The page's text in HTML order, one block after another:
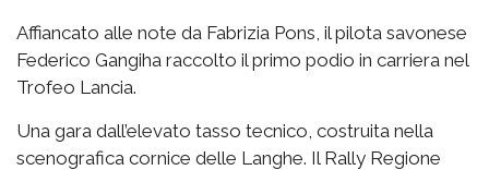
Affiancato alle note da Fabrizia Pons, il pilota savonese
Federico Gangiha raccolto il primo podio in carriera nel
Trofeo Lancia.
Una gara dall’elevato tasso tecnico, costruita nella
scenografica cornice delle Langhe. Il Rally Regione